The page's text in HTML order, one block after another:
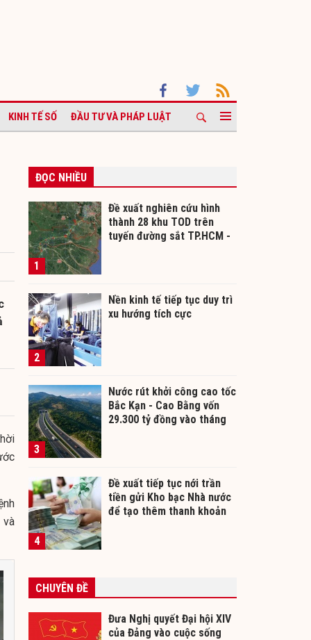
KINH TẾ SỐ ĐẦU TƯ VÀ PHÁP LUẬT
và
ĐỌC NHIỀU
1
Đề xuất nghiên cứu hình
thành 28 khu TOD trên
tuyến đường sắt TP.HCM -
2
Nền kinh tế tiếp tục duy trì
xu hướng tích cực
3
Nước rút khởi công cao tốc
Bắc Kạn - Cao Bằng vốn
29.300 tỷ đồng vào tháng
4
Đề xuất tiếp tục nới trần
tiền gửi Kho bạc Nhà nước
để tạo thêm thanh khoản
CHUYÊN ĐỀ
Đưa Nghị quyết Đại hội XIV
của Đảng vào cuộc sống